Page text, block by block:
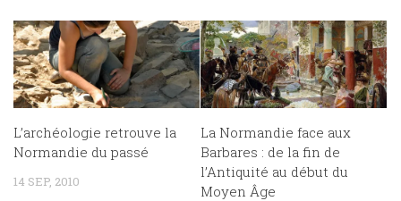
L’archéologie retrouve la
Normandie du passé
14 SEP, 2010
La Normandie face aux
Barbares : de la fin de
l’Antiquité au début du
Moyen Âge